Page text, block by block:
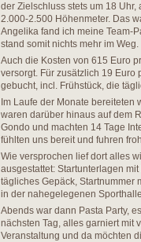
der Zielschluss stets um 18
2.000-2.500 Höhenmeter. Das
Angelika fand ich meine Team-
stand somit nichts mehr im Weg.
Auch die Kosten von 615 Euro
versorgt. Für zusätzlich 19 Euro
gebucht, incl. Frühstück, die
Im Laufe der Monate bereiteten
waren darüber hinaus auf dem
Gondo und machten 14 Tage
fühlten uns bereit und fuhren
Wie versprochen lief dort alles
ausgestattet: Startunterlagen
tägliches Gepäck, Startnummer
in der nahegelegenen
Abends war dann Pasta Party,
nächsten Tag, alles garniert mit
Veranstaltung und da möchten